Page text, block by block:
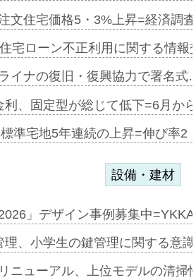
文住宅価格5・3%上昇=経済調
宅ローン不正利用に関する情
イナの復旧・復興協力で署名
利、固定型が総じて低下=6月か
準宅地5年連続の上昇=伸び率
設備・建材
」デザイン事例募集中
理、小学生の鍵管理に関する意
リニューアル、上位モデルの清